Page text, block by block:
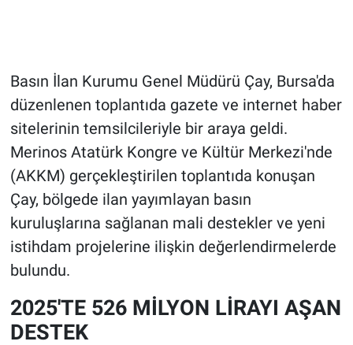
Basın İlan Kurumu Genel Müdürü Çay, Bursa'da
düzenlenen toplantıda gazete ve internet haber
sitelerinin temsilcileriyle bir araya geldi.
Merinos Atatürk Kongre ve Kültür Merkezi'nde
(AKKM) gerçekleştirilen toplantıda konuşan
Çay, bölgede ilan yayımlayan basın
kuruluşlarına sağlanan mali destekler ve yeni
istihdam projelerine ilişkin değerlendirmelerde
bulundu.
2025'TE 526 MİLYON LİRAYI AŞAN
DESTEK